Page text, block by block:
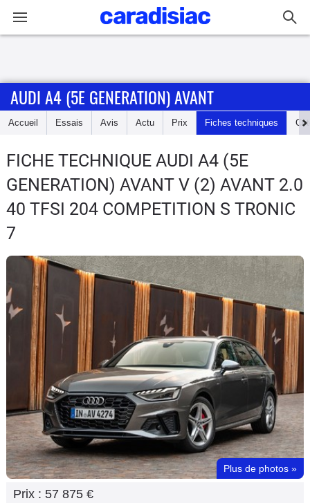
Accueil
Essais
Guide
d'achat
Electriques
Utilitaires
Flottes
Auto
Services
Forum
Moto
AUDI A4 (5E GENERATION) AVANT
Accueil Essais Avis Actu Prix Fiches techniques
FICHE TECHNIQUE AUDI A4 (5E
GENERATION) AVANT V (2) AVANT 2.0
40 TFSI 204 COMPETITION S TRONIC
7
Plus de photos »
Prix : 57 875 €